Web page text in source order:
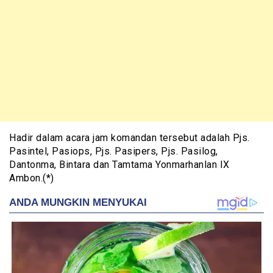
Hadir dalam acara jam komandan tersebut adalah Pjs.
Pasintel, Pasiops, Pjs. Pasipers, Pjs. Pasilog,
Dantonma, Bintara dan Tamtama Yonmarhanlan IX
Ambon.(*)